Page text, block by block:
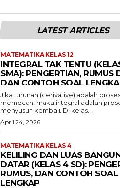
LATEST ARTICLES
MATEMATIKA KELAS 12
INTEGRAL TAK TENTU
SMA): PENGERTIAN, RUMUS
DAN CONTOH SOAL
Jika turunan (derivative) adalah proses
memecah, maka integral adalah
menyusun kembali. Di kelas...
April 24, 2026
MATEMATIKA KELAS 4
KELILING DAN LUAS
DATAR (KELAS 4 SD):
RUMUS, DAN CONTOH SOAL
LENGKAP